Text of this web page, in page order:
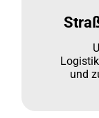
und